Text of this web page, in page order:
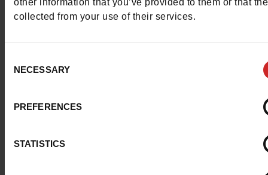
other information that you’ve provided to them or that
collected from your use of their services.
Selection
NECESSARY
PREFERENCES
STATISTICS
Uitneembare zool Neen
Hakhoogte (cm)